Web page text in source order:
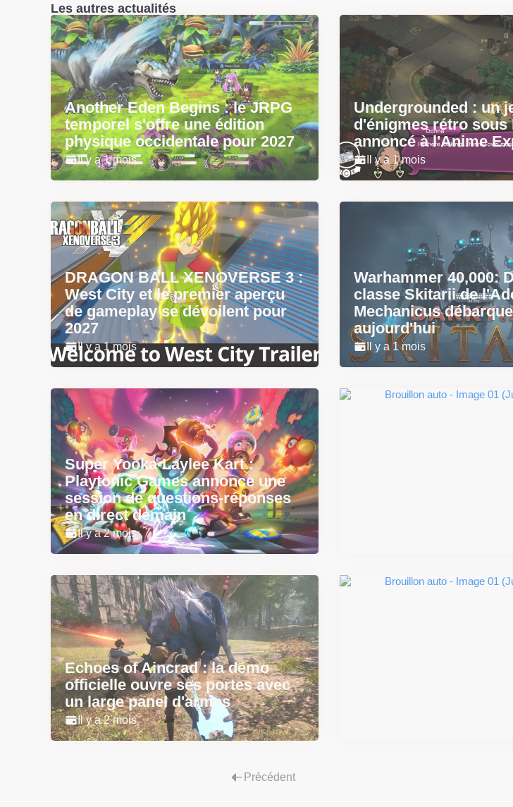
Les autres actualités
Another Eden Begins : le JRPG
temporel s'offre une édition
physique occidentale pour 2027
Il y a 1 mois
Undergrounded : un
d'énigmes rétro sous
annoncé à l'Anime
Il y a 1 mois
DRAGON BALL XENOVERSE 3 :
West City et le premier aperçu
de gameplay se dévoilent pour
2027
Il y a 1 mois
Warhammer 40,000:
classe Skitarii de
Mechanicus débarque
aujourd'hui
Il y a 1 mois
Super Yooka-Laylee Kart :
Playtonic Games annonce une
session de questions-réponses
en direct demain
Il y a 2 mois
Echoes of Aincrad : la démo
officielle ouvre ses portes avec
un large panel d'armes
Il y a 2 mois
Précédent